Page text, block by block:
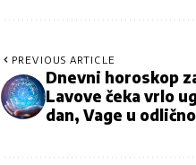
PREVIOUS ARTICLE
Dnevni horoskop
Lavove čeka vrlo
dan, Vage u